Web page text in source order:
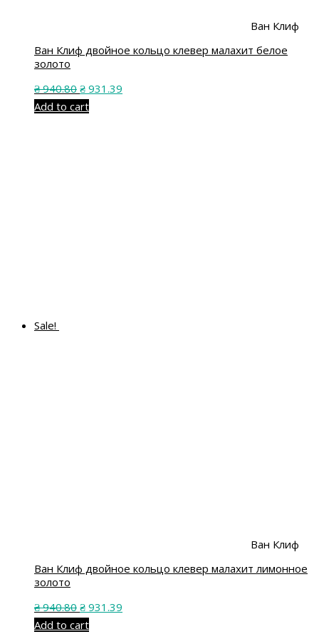
Ван Клиф
Ван Клиф двойное кольцо клевер малахит белое
золото
₴940.80 ₴ 931.39
Add to cart
Sale!
Ван Клиф
Ван Клиф двойное кольцо клевер малахит лимонное
золото
₴940.80 ₴ 931.39
Add to cart